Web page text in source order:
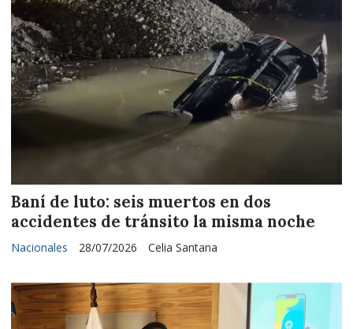
Baní de luto: seis muertos en dos
accidentes de tránsito la misma noche
Celia Santana
Nacionales 28/07/2026